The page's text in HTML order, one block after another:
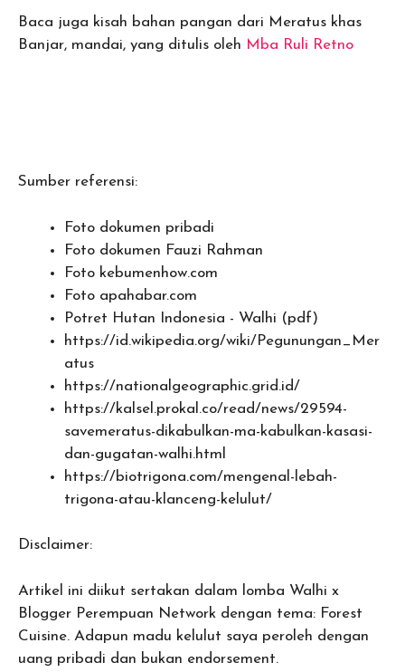
Baca juga kisah bahan pangan dari Meratus khas
Banjar, mandai, yang ditulis oleh Mba Ruli Retno
Sumber referensi:
Foto dokumen pribadi
Foto dokumen Fauzi Rahman
Foto kebumenhow.com
Foto apahabar.com
Potret Hutan Indonesia - Walhi (pdf)
https://id.wikipedia.org/wiki/Pegunungan_Mer
atus
https://nationalgeographic.grid.id/
https://kalsel.prokal.co/read/news/29594-
savemeratus-dikabulkan-ma-kabulkan-kasasi-
dan-gugatan-walhi.html
https://biotrigona.com/mengenal-lebah-
trigona-atau-klanceng-kelulut/
Disclaimer:
Artikel ini diikut sertakan dalam lomba Walhi x
Blogger Perempuan Network dengan tema: Forest
Cuisine. Adapun madu kelulut saya peroleh dengan
uang pribadi dan bukan endorsement.